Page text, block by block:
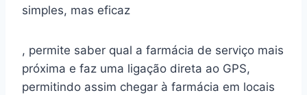
simples, mas eficaz
, permite saber qual a farmácia de serviço mais
próxima e faz uma ligação direta ao GPS,
permitindo assim chegar à farmácia em locais